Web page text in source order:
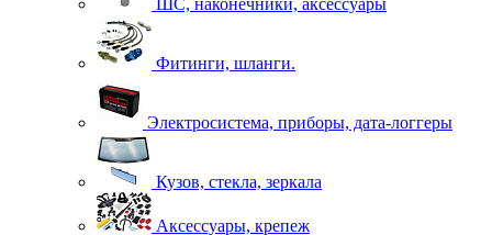
Фитинги, шланги.
Электросистема, приборы, дата-логгеры
Кузов, стекла, зеркала
Аксессуары, крепеж